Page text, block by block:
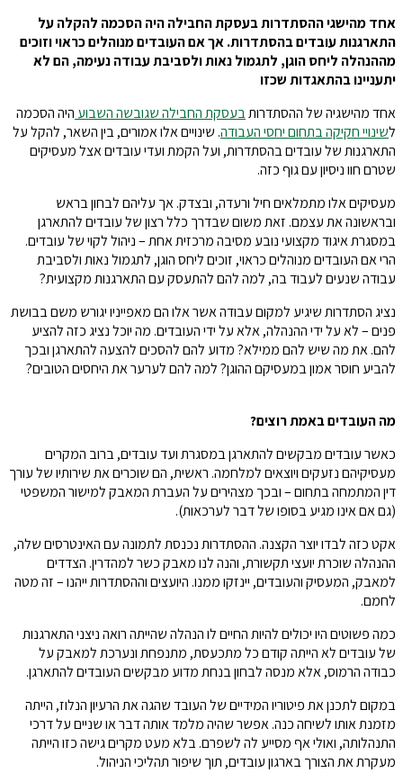
אחד מהישגי ההסתדרות בעסקת החבילה היה הסכמה להקלה על
התארגנות עובדים בהסתדרות. אך אם העובדים מנוהלים כראוי וזוכים
מההנהלה ליחס הוגן, לתגמול נאות ולסביבת עבודה נעימה, הם לא
יתעניינו בהתאגדות שכזו
אחד מהישגיה של ההסתדרותבעסקת החבילה שגובשה השבוע היה הסכמה
לשינויי חקיקה בתחום יחסי העבודה. שינויים אלו אמורים, בין השאר, להקל על
התארגנות של עובדים בהסתדרות, ועל הקמת ועדי עובדים אצל מעסיקים
שטרם חוו ניסיון עם גוף כזה.
מעסיקים אלו מתמלאים חיל ורעדה, ובצדק. אך עליהם לבחון בראש
ובראשונה את עצמם. זאת משום שבדרך כלל רצון של עובדים להתארגן
במסגרת איגוד מקצועי נובע מסיבה מרכזית אחת – ניהול לקוי של עובדים.
הרי אם העובדים מנוהלים כראוי, זוכים ליחס הוגן, לתגמול נאות ולסביבת
עבודה שנעים לעבוד בה, למה להם להתעסק עם התארגנות מקצועית?
נציג הסתדרות שיגיע למקום עבודה אשר אלו הם מאפייניו יגורש משם בבושת
פנים – לא על ידי ההנהלה, אלא על ידי העובדים. מה יוכל נציג כזה להציע
להם. את מה שיש להם ממילא? מדוע להם להסכים להצעה להתארגן ובכך
להביע חוסר אמון במעסיקם ההוגן? למה להם לערער את היחסים הטובים?
מה העובדים באמת רוצים?
כאשר עובדים מבקשים להתארגן במסגרת ועד עובדים, ברוב המקרים
מעסיקיהם נזעקים ויוצאים למלחמה. ראשית, הם שוכרים את שירותיו של עורך
דין המתמחה בתחום – ובכך מצהירים על העברת המאבק למישור המשפטי
(גם אם אינו מגיע בסופו של דבר לערכאות).
אקט כזה לבדו יוצר הקצנה. ההסתדרות נכנסת לתמונה עם האינטרסים שלה,
ההנהלה שוכרת יועצי תקשורת, והנה לנו מאבק כשר למהדרין. הצדדים
למאבק, המעסיק והעובדים, יינזקו ממנו. היועצים וההסתדרות ייהנו – זה מטה
לחמם.
כמה פשוטים היו יכולים להיות החיים לו הנהלה שהייתה רואה ניצני התארגנות
של עובדים לא הייתה קודם כל מתכעסת, מתנפחת ונערכת למאבק על
כבודה הרמוס, אלא מנסה לבחון בנחת מדוע מבקשים העובדים להתארגן.
במקום לתכנן את פיטוריו המידיים של העובד שהגה את הרעיון הנלוז, הייתה
מזמנת אותו לשיחה כנה. אפשר שהיה מלמד אותה דבר או שניים על דרכי
התנהלותה, ואולי אף מסייע לה לשפרם. בלא מעט מקרים גישה כזו הייתה
מעקרת את הצורך בארגון עובדים, תוך שיפור תהליכי הניהול.